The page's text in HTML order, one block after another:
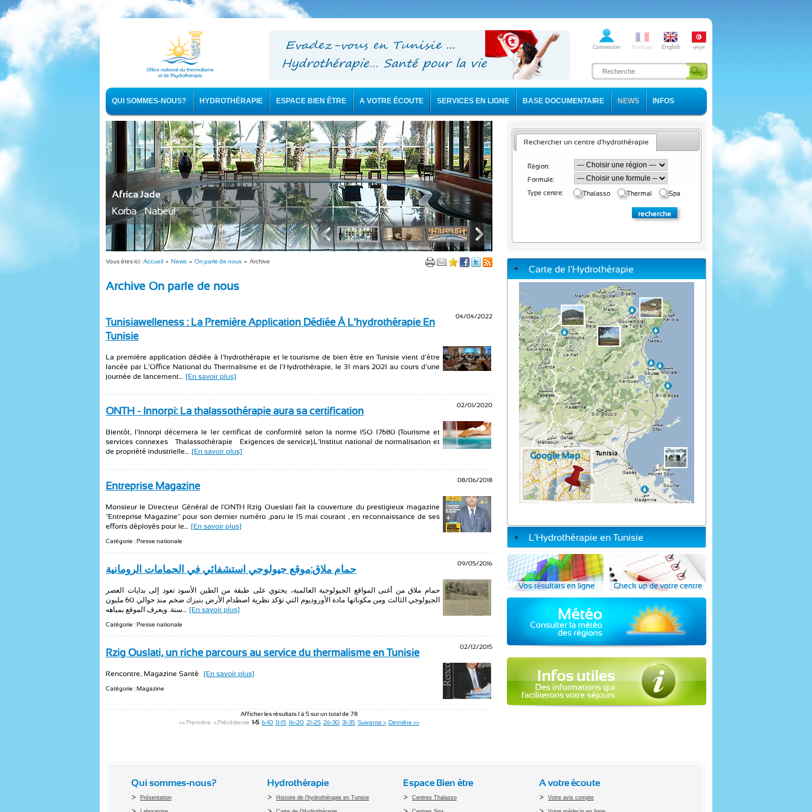
QUI SOMMES-NOUS? HYDROTHÉRAPIE ESPACE BIEN ÊTRE A VOTRE ÉCOUTE SERVICES EN LIGNE BASE DOCUMENTAIRE NEWS INFOS
Africa Jade
Korba - Nabeul
Rechercher un centre d'hydrothérapie
Région:
Formule:
Type centre:
Thalasso Thermal Spa
Carte de l'Hydrothérapie
L'Hydrothérapie en Tunisie
Vous êtes ici :Accueil » News » On parle de nous » Archive
Archive On parle de nous
04/04/2022
Tunisiawelleness : La Première Application Dédiée À L’hydrothérapie En
Tunisie
La première application dédiée à l’hydrothérapie et le tourisme de bien être en Tunisie vient d’être
lancée par L’Office National du Thermalisme et de l’Hydrothérapie, le 31 mars 2021 au cours d’une
journée de lancement... [En savoir plus]
02/01/2020
ONTH - Innorpi: La thalassothérapie aura sa certification
Bientôt, l’Innorpi décernera le 1er certificat de conformité selon la norme ISO 17680 (Tourisme et
services connexes — Thalassothérapie — Exigences de service).L’Institut national de normalisation et
de propriété industrielle... [En savoir plus]
08/06/2018
Entreprise Magazine
Monsieur le Directeur Général de l'ONTH Rzig Oueslati fait la couverture du prestigieux magazine
"Entreprise Magazine" pour son dernier numéro ,paru le 15 mai courant , en reconnaissance de ses
efforts déployés pour le... [En savoir plus]
Catégorie : Presse nationale
09/05/2016 حمام ملاق:موقع جيولوجي استشفائي في الحمامات الرومانية
حمام ملاق من أغنى المواقع الجيولوجية العالمية، يحتوي على طبقة من الطين الأسود تعود إلى بدايات العصر
الجيولوجي الثالث ومن مكوناتها مادة الأوروديوم التي تؤكد نظرية اصطدام الأرض بنيزك ضخم منذ حوالي 60 مليون
سنة. ويعرف الموقع بمياهه... [En savoir plus]
Catégorie : Presse nationale
02/12/2015
Rzig Ouslati, un riche parcours au service du thermalisme en Tunisie
Rencontre, Magazine Santé [En savoir plus]
Catégorie : Magazine
Afficher les résultats 1 à 5 sur un total de 78
<< Première < Précédente 1-5 6-10 11-15 16-20 21-25 26-30 31-35 Suivante > Dernière >>
Qui sommes-nous?
Présentation
Hydrothérapie
Histoire de l'hydrothérapie en Tunisie
Espace Bien être
Centres Thalasso
A votre écoute
Votre avis compte